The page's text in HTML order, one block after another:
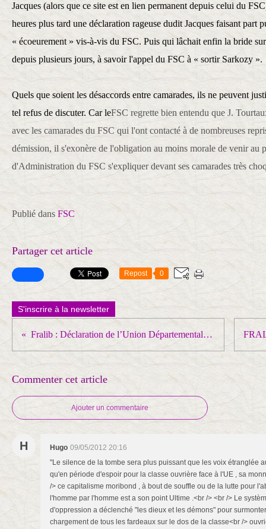
Jacques (alors que ce site est en lien permanent depuis celui du
heures plus tard une déclaration rageuse dudit Jacques faisant part
« écoeurement » vis-à-vis du FSC. Puis qui lâchait enfin la bride
depuis plusieurs jours, à savoir l'appel du FSC à « sortir Sarkozy ».
Quels que soient les désaccords entre camarades, ils ne peuvent
tel refus de discuter. Car leFSC regrette bien entendu que J.
avec les camarades du FSC qui l'ont contacté à de nombreuses
démission, il s'exonère de l'obligation au moins morale de venir au
d'Administration du FSC s'expliquer devant ses camarades très
Publié dans FSC
Partager cet article
Repost 0
S'inscrire à la newsletter
Fralib : Déclaration de l’Union Départementale CGT 13
Commenter cet article
Ajouter un commentaire
H Hugo 09/05/2012 20:16
"Le silence de la tombe sera plus puissant que les voix étranglée
qu'en période d'espoir pour la classe ouvrière face à l'UE , sa
/> ce capitalisme moribond , à bout de souffle ou de la lutte pour
l'homme par l'homme est a son point Ultime .<br /> <br /> Le
d'oppression a déclenché "les dieux et les démons" pour
chargement de tous les fardeaux sur le dos de la classe<br />